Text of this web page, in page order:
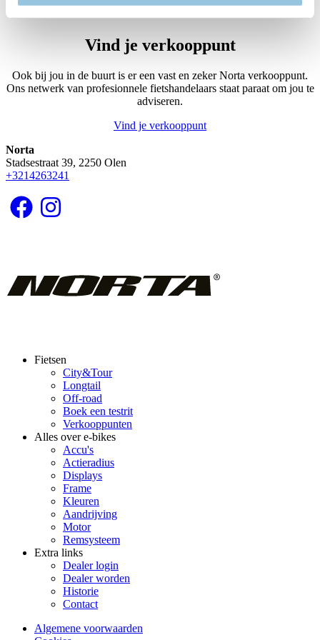
Vind je verkooppunt
Ook bij jou in de buurt is er een vast en zeker Norta verkooppunt.
Ons netwerk van profesionnele fietshandelaars staat paraat om jou te
adviseren.
Vind je verkooppunt
Norta
Stadsestraat 39, 2250 Olen
+3214263241
Footer
Fietsen
City&Tour
Longtail
Off-road
Boek een testrit
Verkooppunten
Alles over e-bikes
Accu's
Actieradius
Displays
Frame
Kleuren
Aandrijving
Motor
Remsysteem
Extra links
Dealer login
Dealer worden
Historie
Contact
Algemene voorwaarden